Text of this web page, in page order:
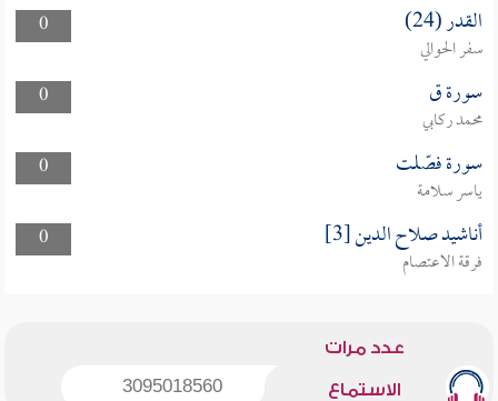
0
القدر (24)
سفر الحوالي
0
سورة ق
محمد ركابي
0
سورة فصّلت
ياسر سلامة
0
أناشيد صلاح الدين [3]
فرقة الاعتصام
عدد مرات
الاستماع 3095018560